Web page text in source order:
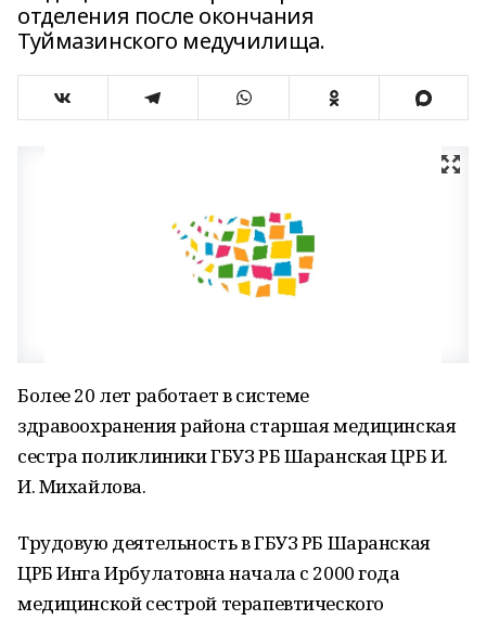
отделения после окончания
Туймазинского медучилища.
Более 20 лет работает в системе
здравоохранения района старшая медицинская
сестра поликлиники ГБУЗ РБ Шаранская ЦРБ И.
И. Михайлова.
Трудовую деятельность в ГБУЗ РБ Шаранская
ЦРБ Инга Ирбулатовна начала с 2000 года
медицинской сестрой терапевтического